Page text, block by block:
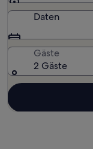
Daten
Gäste
2 Gäste